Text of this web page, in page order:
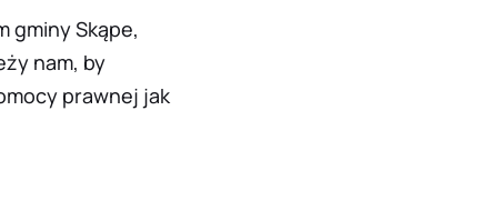
gminy Skąpe,
nam, by
prawnej jak